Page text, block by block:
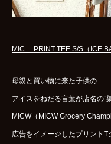
MIC. PRINT TEE S/S（ICE
母親と買い物に来た子供の
アイスをねだる言葉が店名の”
MICW（MICW Grocery
広告をイメージしたプリントT